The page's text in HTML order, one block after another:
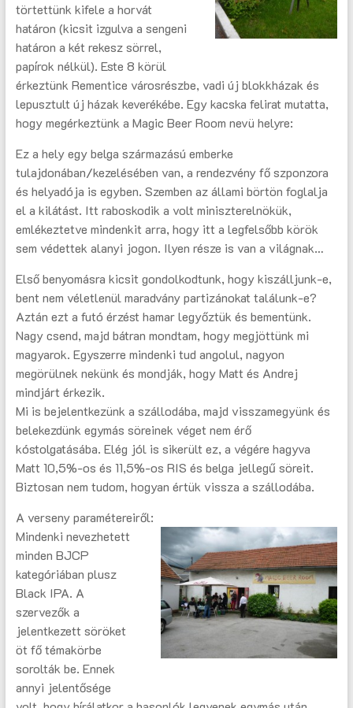
törtettünk kifele a horvát
határon (kicsit izgulva a sengeni
határon a két rekesz sörrel,
papírok nélkül). Este 8 körül
érkeztünk Rementice városrészbe, vadi új blokkházak és
lepusztult új házak keverékébe. Egy kacska felirat mutatta,
hogy megérkeztünk a Magic Beer Room nevü helyre:
Ez a hely egy belga származású emberke
tulajdonában/kezelésében van, a rendezvény fő szponzora
és helyadója is egyben. Szemben az állami börtön foglalja
el a kilátást. Itt raboskodik a volt miniszterelnökük,
emlékeztetve mindenkit arra, hogy itt a legfelsőbb körök
sem védettek alanyi jogon. Ilyen része is van a világnak…
Első benyomásra kicsit gondolkodtunk, hogy kiszálljunk-e,
bent nem véletlenül maradvány partizánokat találunk-e?
Aztán ezt a futó érzést hamar legyőztük és bementünk.
Nagy csend, majd bátran mondtam, hogy megjöttünk mi
magyarok. Egyszerre mindenki tud angolul, nagyon
megörülnek nekünk és mondják, hogy Matt és Andrej
mindjárt érkezik.
Mi is bejelentkezünk a szállodába, majd visszamegyünk és
belekezdünk egymás söreinek véget nem érő
kóstolgatásába. Elég jól is sikerült ez, a végére hagyva
Matt 10,5%-os és 11,5%-os RIS és belga jellegű söreit.
Biztosan nem tudom, hogyan értük vissza a szállodába.
A verseny paramétereiről:
Mindenki nevezhetett
minden BJCP
kategóriában plusz
Black IPA. A
szervezők a
jelentkezett söröket
öt fő témakörbe
sorolták be. Ennek
annyi jelentősége